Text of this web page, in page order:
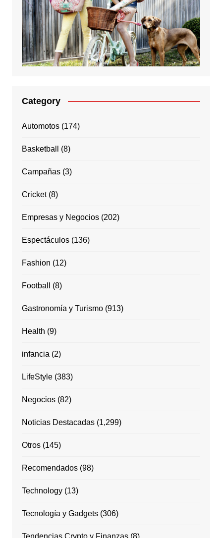
Category
Automotos(174)
Basketball (8)
Campañas(3)
Cricket(8)
Empresas y Negocios(202)
Espectáculos(136)
Fashion (12)
Football (8)
Gastronomía y Turismo(913)
Health (9)
infancia (2)
LifeStyle(383)
Negocios(82)
Noticias Destacadas(1,299)
Otros(145)
Recomendados(98)
Technology(13)
Tecnología y Gadgets(306)
Tendencias Crypto y Finanzas(8)